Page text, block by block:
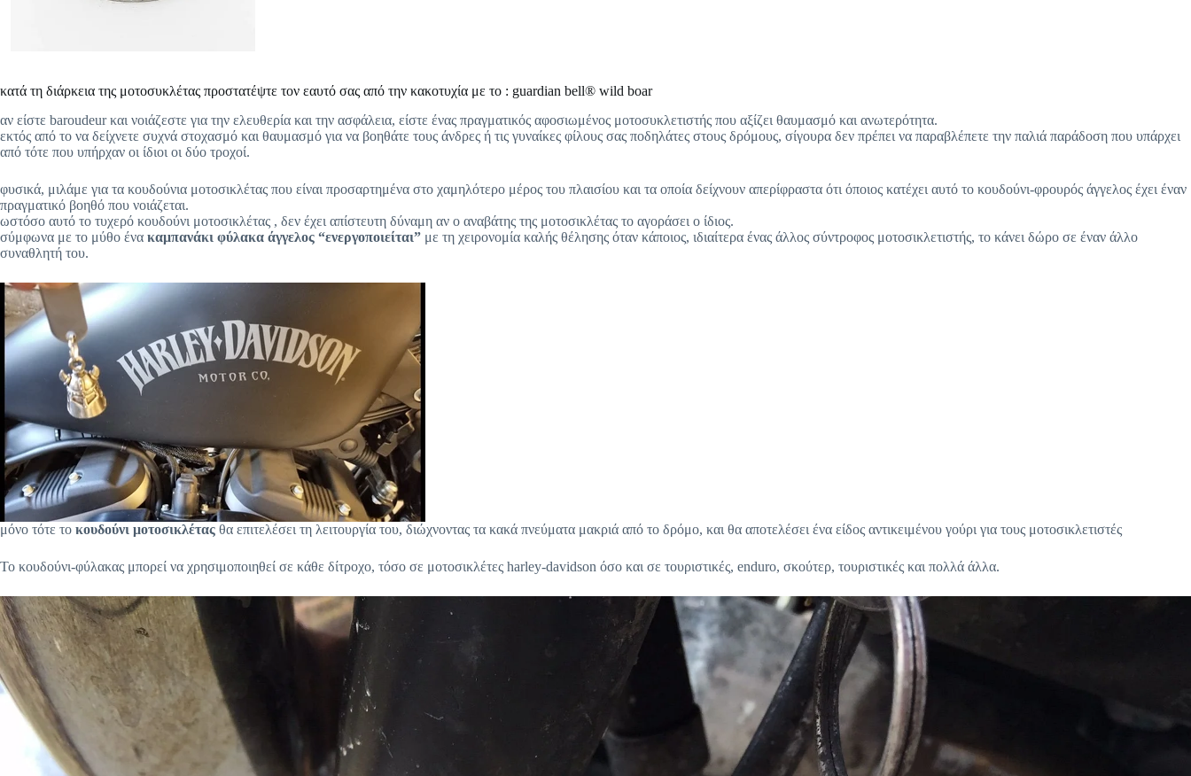
κατά τη διάρκεια της μοτοσυκλέτας προστατέψτε τον εαυτό σας από την κακοτυχία με το : guardian bell® wild boar
αν είστε baroudeur και νοιάζεστε για την ελευθερία και την ασφάλεια, είστε ένας πραγματικός αφοσιωμένος μοτοσυκλετιστής που αξίζει θαυμασμό και ανωτερότητα.
εκτός από το να δείχνετε συχνά στοχασμό και θαυμασμό για να βοηθάτε τους άνδρες ή τις γυναίκες φίλους σας ποδηλάτες στους δρόμους, σίγουρα δεν πρέπει να παραβλέπετε την παλιά παράδοση που υπάρχει
από τότε που υπήρχαν οι ίδιοι οι δύο τροχοί.
φυσικά, μιλάμε για τα κουδούνια μοτοσικλέτας που είναι προσαρτημένα στο χαμηλότερο μέρος του πλαισίου και τα οποία δείχνουν απερίφραστα ότι όποιος κατέχει αυτό το κουδούνι-φρουρός άγγελος έχει έναν
πραγματικό βοηθό που νοιάζεται.
ωστόσο αυτό το τυχερό κουδούνι μοτοσικλέτας , δεν έχει απίστευτη δύναμη αν ο αναβάτης της μοτοσικλέτας το αγοράσει ο ίδιος.
σύμφωνα με το μύθο ένα καμπανάκι φύλακα άγγελος “ενεργοποιείται” με τη χειρονομία καλής θέλησης όταν κάποιος, ιδιαίτερα ένας άλλος σύντροφος μοτοσικλετιστής, το κάνει δώρο σε έναν άλλο
συναθλητή του.
μόνο τότε το κουδούνι μοτοσικλέτας θα επιτελέσει τη λειτουργία του, διώχνοντας τα κακά πνεύματα μακριά από το δρόμο, και θα αποτελέσει ένα είδος αντικειμένου γούρι για τους μοτοσικλετιστές
Το κουδούνι-φύλακας μπορεί να χρησιμοποιηθεί σε κάθε δίτροχο, τόσο σε μοτοσικλέτες harley-davidson όσο και σε τουριστικές, enduro, σκούτερ, τουριστικές και πολλά άλλα.